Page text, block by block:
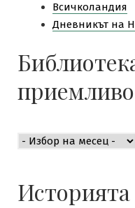
Всичколандия
Дневникът на